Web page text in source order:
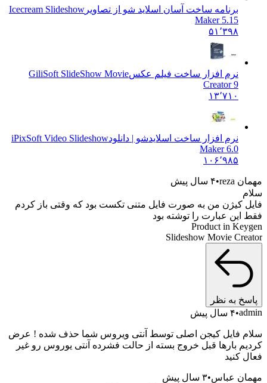
برنامه ساخت آسان اسلاید شو از تصاویر Icecream Slideshow
Maker 5.15
۵۱٬۳۹۸
نرم افزار ساخت فیلم عکسGiliSoft SlideShow Movie
Creator 9
۱۳٬۷۱۰
نرم افزار ساخت اسلایدشو | دانلودiPixSoft Video Slideshow
Maker 6.0
۱۰۶٬۹۸۵
مهمان reza
۴ سال پیش
سلام
فایل کیژن من به صورت فایل متنی تکست بود که وقتی باز کردم
فقط این عبارت را توشته بود
Product in Keygen
Slideshow Movie Creator
پاسخ به نظر
admin ۴ سال پیش
سلام فایل کیجن اصلی توسط آنتی ویروس شما حذف شده ! عرض
کردیم بارها قبل خروج بسته از حالت فشرده آنتی یوروس رو غیر
فعال کنید
مهمان عباس ۳ سال پیش